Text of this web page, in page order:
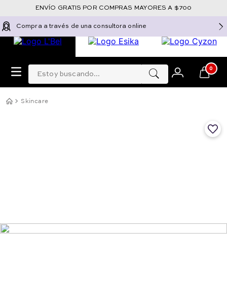
Compra a través de una consultora online
Estoy buscando... 0
ENVÍO GRATIS POR COMPRAS MAYORES A $700
Skincare